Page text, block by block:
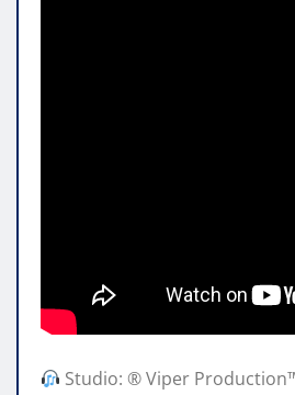
Studio: ® Viper